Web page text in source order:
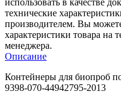
технические
производителем. Вы
характеристики товара на
менеджера.
Описание
Контейнеры для биопроб
9398-070-44942795-2013